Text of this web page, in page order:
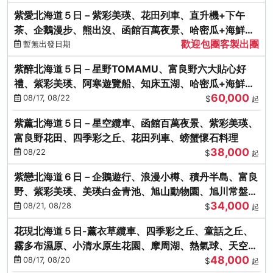
紫愛北海道５日－紫彩美瑛、花田列車、直升機+下午
茶、企鵝漫步、熊出沒、函館百萬夜景、哈密瓜+海鮮和
牛八大螃蟹吃到飽
暫無出發日期 歡迎包團客製出團
紫醉北海道５日－星野TOMAMU、富良野六大貼心好
禮、紫彩美瑛、阿寒遊覽船、知床五湖、哈密瓜+海鮮和
牛螃蟹吃到飽
08/17, 08/22 $60,000 起
紫薰北海道５日－星空纜車、函館百萬夜景、紫彩美瑛、
富良野花田、四季彩之丘、花田列車、螃蟹懷石料理
08/22 $38,000 起
紫戀北海道６日－企鵝遊行、浪漫小樽、積丹半島、富良
野、紫彩美瑛、美瑛白金青池、旭山動物園、旭川常盤旋
轉塔08/21, 08/28 $34,000 起
花現北海道５日-薰衣草纜車、四季彩之丘、童話之丘、
霧多布濕原、小清水原生花園、摩周湖、熱氣球、天空溫
泉SPA、螃蟹吃到飽
08/17, 08/20 $48,000 起